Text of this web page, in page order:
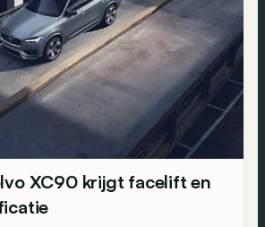
XC90 krijgt facelift en